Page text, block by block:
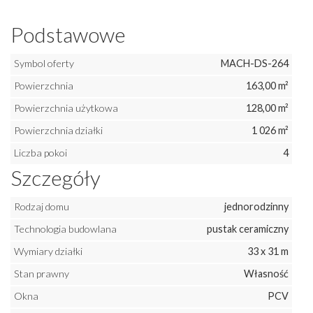
Podstawowe
Symbol oferty
MACH-DS-264
Powierzchnia
163,00 m²
Powierzchnia użytkowa
128,00 m²
Powierzchnia działki
1 026 m²
Liczba pokoi
4
Szczegóły
Rodzaj domu
jednorodzinny
Technologia budowlana
pustak ceramiczny
Wymiary działki
33 x 31 m
Stan prawny
Własność
Okna
PCV